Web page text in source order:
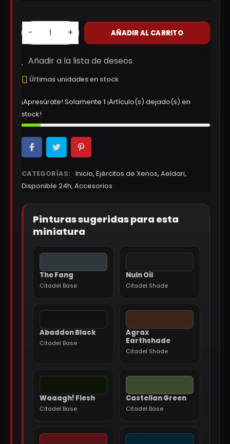
- + AÑADIR AL CARRITO
Añadir a la lista de deseos
Últimas unidades en stock
¡Apresúrate! Solamente 1 ¡Artículo(s) dejado(s) en
stock!
CATEGORÍAS: Inicio, Ejércitos de Xenos, Aeldari,
Disponible 24h, Accesorios
Pinturas sugeridas para esta
miniatura
The Fang
Citadel Base
Nuln Oil
Citadel Shade
Abaddon Black
Citadel Base
Agrax
Earthshade
Citadel Shade
Waaagh! Flesh
Citadel Base
Castellan Green
Citadel Base